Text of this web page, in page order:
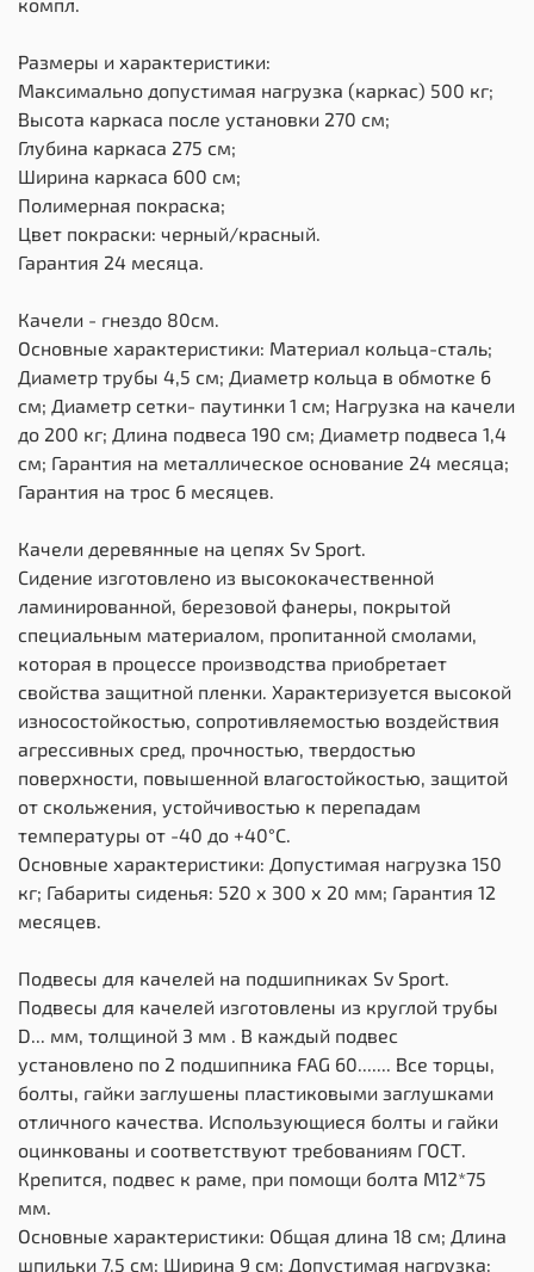
Размеры и характеристики:
Максимально допустимая нагрузка (каркас) 500 кг;
Высота каркаса после установки 270 см;
Глубина каркаса 275 см;
Ширина каркаса 600 см;
Полимерная покраска;
Цвет покраски: черный/красный.
Гарантия 24 месяца.
Качели - гнездо 80см.
Основные характеристики: Материал кольца-сталь;
Диаметр трубы 4,5 см; Диаметр кольца в обмотке 6
см; Диаметр сетки- паутинки 1 см; Нагрузка на качели
до 200 кг; Длина подвеса 190 см; Диаметр подвеса 1,4
см; Гарантия на металлическое основание 24 месяца;
Гарантия на трос 6 месяцев.
Качели деревянные на цепях Sv Sport.
Сидение изготовлено из высококачественной
ламинированной, березовой фанеры, покрытой
специальным материалом, пропитанной смолами,
которая в процессе производства приобретает
свойства защитной пленки. Характеризуется высокой
износостойкостью, сопротивляемостью воздействия
агрессивных сред, прочностью, твердостью
поверхности, повышенной влагостойкостью, защитой
от скольжения, устойчивостью к перепадам
температуры от -40 до +40°С.
Основные характеристики: Допустимая нагрузка 150
кг; Габариты сиденья: 520 х 300 х 20 мм; Гарантия 12
месяцев.
Подвесы для качелей на подшипниках Sv Sport.
Подвесы для качелей изготовлены из круглой трубы
D... мм, толщиной 3 мм . В каждый подвес
установлено по 2 подшипника FAG 60....... Все торцы,
болты, гайки заглушены пластиковыми заглушками
отличного качества. Использующиеся болты и гайки
оцинкованы и соответствуют требованиям ГОСТ.
Крепится, подвес к раме, при помощи болта М12*75
мм.
Основные характеристики: Общая длина 18 см; Длина
шпильки 7,5 см; Ширина 9 см; Допустимая нагрузка: